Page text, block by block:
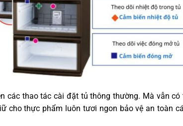
các thao tác cài đặt tủ thông thường. Mà vẫn có
cho thực phẩm luôn tươi ngon bảo vệ an toàn